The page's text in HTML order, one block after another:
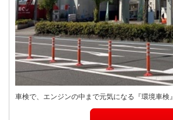
車検で、エンジンの中まで元気になる『環境車検』